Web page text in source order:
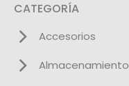
CATEGORÍA
Accesorios
Almacenamiento